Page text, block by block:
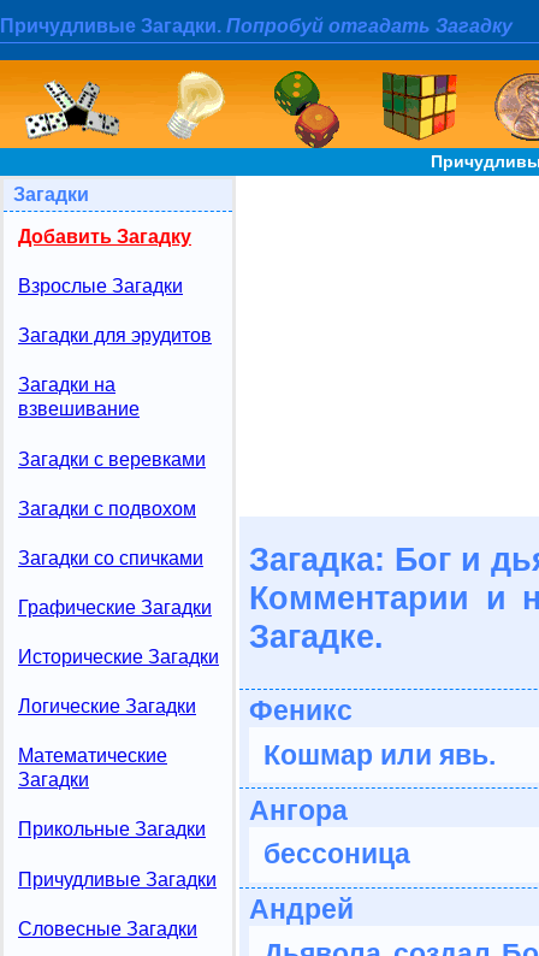
Причудливые Загадки. Попробуй отгадать Загадку
Загадки
Добавить Загадку
Взрослые Загадки
Загадки для эрудитов
Загадки на
взвешивание
Загадки с веревками
Загадки с подвохом
Загадки со спичками
Графические Загадки
Исторические Загадки
Логические Загадки
Математические
Загадки
Прикольные Загадки
Причудливые Загадки
Словесные Загадки
Загадка: Бог и
Комментарии и
Загадке.
Феникс
Кошмар или явь.
Ангора
бессоница
Андрей